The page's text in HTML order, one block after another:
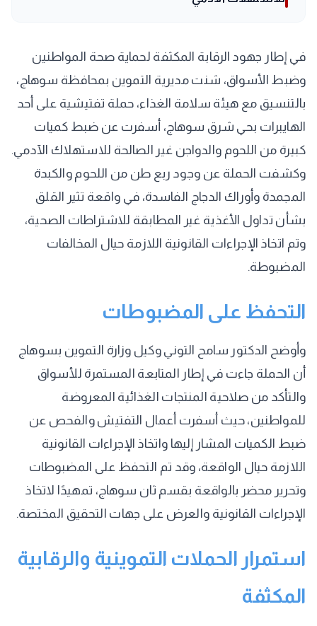
في إطار جهود الرقابة المكثفة لحماية صحة المواطنين
وضبط الأسواق، شنت مديرية التموين بمحافظة سوهاج،
بالتنسيق مع هيئة سلامة الغذاء، حملة تفتيشية على أحد
الهايبرات بحي شرق سوهاج، أسفرت عن ضبط كميات
كبيرة من اللحوم والدواجن غير الصالحة للاستهلاك الآدمي.
وكشفت الحملة عن وجود ربع طن من اللحوم والكبدة
المجمدة وأوراك الدجاج الفاسدة، في واقعة تثير القلق
بشأن تداول الأغذية غير المطابقة للاشتراطات الصحية،
وتم اتخاذ الإجراءات القانونية اللازمة حيال المخالفات
المضبوطة.
التحفظ على المضبوطات
وأوضح الدكتور سامح التوني وكيل وزارة التموين بسوهاج
أن الحملة جاءت في إطار المتابعة المستمرة للأسواق
والتأكد من صلاحية المنتجات الغذائية المعروضة
للمواطنين، حيث أسفرت أعمال التفتيش والفحص عن
ضبط الكميات المشار إليها واتخاذ الإجراءات القانونية
اللازمة حيال الواقعة، وقد تم التحفظ على المضبوطات
وتحرير محضر بالواقعة بقسم ثان سوهاج، تمهيدًا لاتخاذ
الإجراءات القانونية والعرض على جهات التحقيق المختصة.
استمرار الحملات التموينية والرقابية
المكثفة